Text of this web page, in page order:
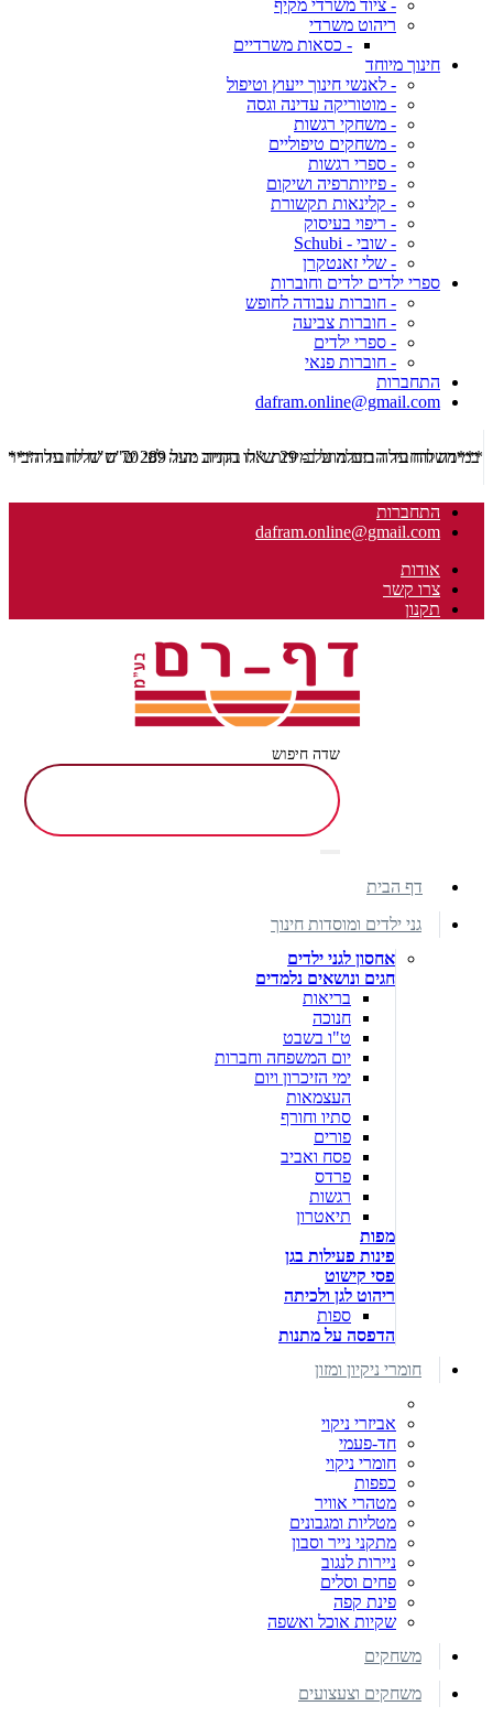
- ציוד משרדי מקיף
ריהוט משרדי
- כסאות משרדיים
חינוך מיוחד
- לאנשי חינוך ייעוץ וטיפול
- מוטוריקה עדינה וגסה
- משחקי רגשות
- משחקים טיפוליים
- ספרי רגשות
- פיזיותרפיה ושיקום
- קלינאות תקשורת
- ריפוי בעיסוק
- שובי - Schubi
- שלי זאנטקרן
ספרי ילדים ילדים וחוברות
- חוברות עבודה לחופש
- חוברות צביעה
- ספרי ילדים
- חוברות פנאי
התחברות
dafram.online@gmail.com
***משלוח עד הבית מוזל ב- 29 ש"ח בקניה מעל 289 ש"ח שליח עד הבית ***
התחברות
dafram.online@gmail.com
אודות
צרו קשר
תקנון
שדה חיפוש
דף הבית
גני ילדים ומוסדות חינוך
אחסון לגני ילדים
חגים ונושאים נלמדים
בריאות
חנוכה
ט"ו בשבט
יום המשפחה וחברות
ימי הזיכרון ויום
העצמאות
סתיו וחורף
פורים
פסח ואביב
פרדס
רגשות
תיאטרון
מפות
פינות פעילות בגן
פסי קישוט
ריהוט לגן ולכיתה
ספות
הדפסה על מתנות
חומרי ניקיון ומזון
אביזרי ניקוי
חד-פעמי
חומרי ניקוי
כפפות
מטהרי אוויר
מטליות ומגבונים
מתקני נייר וסבון
ניירות לנגוב
פחים וסלים
פינת קפה
שקיות אוכל ואשפה
משחקים
משחקים וצעצועים